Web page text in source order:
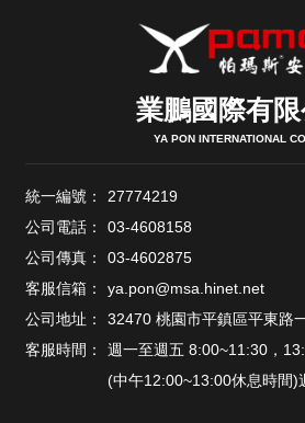
業鵬國際有限
YA PON INTERNATIONAL
統一編號：
27774219
公司電話：
03-4608158
公司傳真：
03-4602875
客服信箱：
ya.pon@msa.hinet.net
公司地址：
32470 桃園市平鎮區平東路
客服時間：
週一至週五 8:00~11:30，
(中午12:00~13:00休息時間)